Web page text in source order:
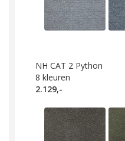
NH CAT 2 Python
8 kleuren
2.129,-